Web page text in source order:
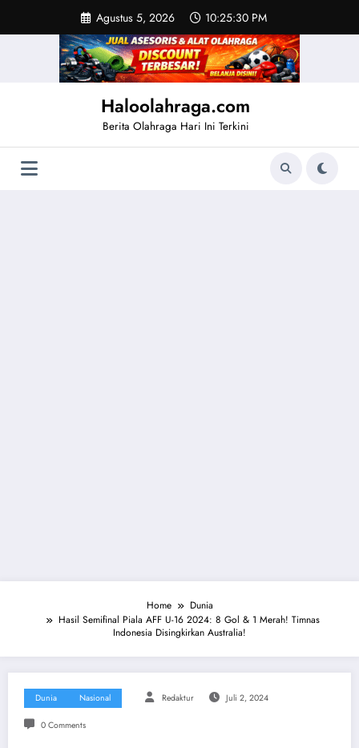
content
Agustus 5, 2026 10:25:30 PM
Haloolahraga.com
Berita Olahraga Hari Ini Terkini
Home
Dunia
Hasil Semifinal Piala AFF U-16 2024: 8 Gol & 1 Merah! Timnas
Indonesia Disingkirkan Australia!
Dunia Nasional Redaktur Juli 2, 2024
0 Comments